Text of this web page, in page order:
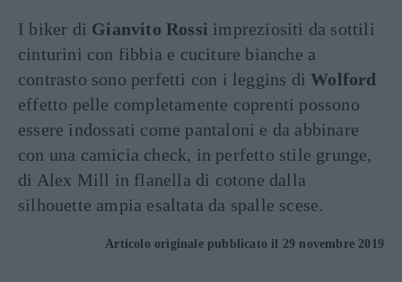
I biker di Gianvito Rossi impreziositi da sottili
cinturini con fibbia e cuciture bianche a
contrasto sono perfetti con i leggins diWolford
effetto pelle completamente coprenti possono
essere indossati come pantaloni e da abbinare
con una camicia check, in perfetto stile grunge,
di Alex Mill in flanella di cotone dalla
silhouette ampia esaltata da spalle scese.
Articolo originale pubblicato il 29 novembre 2019